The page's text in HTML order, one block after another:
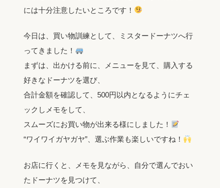
には十分注意したいところです！
今日は、買い物訓練として、ミスタードーナツへ行
ってきました！
まずは、出かける前に、メニューを見て、購入する
好きなドーナツを選び、
合計金額を確認して、500円以内となるようにチェ
ックしメモをして、
スムーズにお買い物が出来る様にしました！
“ワイワイガヤガヤ”、選ぶ作業も楽しいですね！
お店に行くと、メモを見ながら、自分で選んでおい
たドーナツを見つけて、